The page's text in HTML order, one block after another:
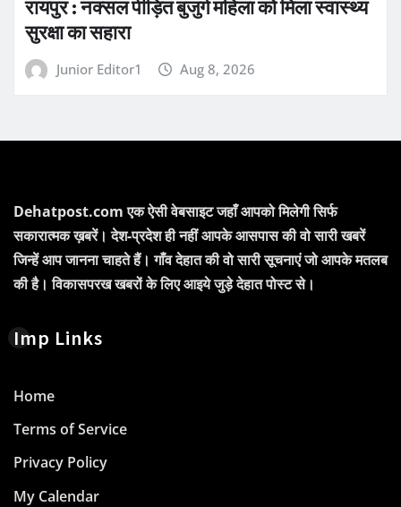
रायपुर : नक्सल पीड़ित बुजुर्ग महिला को मिला स्वास्थ्य
सुरक्षा का सहारा
Junior Editor1 Aug 8, 2026
Dehatpost.com एक ऐसी वेबसाइट जहाँ आपको मिलेगी सिर्फ
सकारात्मक ख़बरें। देश-प्रदेश ही नहीं आपके आसपास की वो सारी खबरें
जिन्हें आप जानना चाहते हैं। गाँव देहात की वो सारी सूचनाएं जो आपके मतलब
की है। विकासपरख खबरों के लिए आइये जुड़े देहात पोस्ट से।
Imp Links
Home
Terms of Service
Privacy Policy
My Calendar